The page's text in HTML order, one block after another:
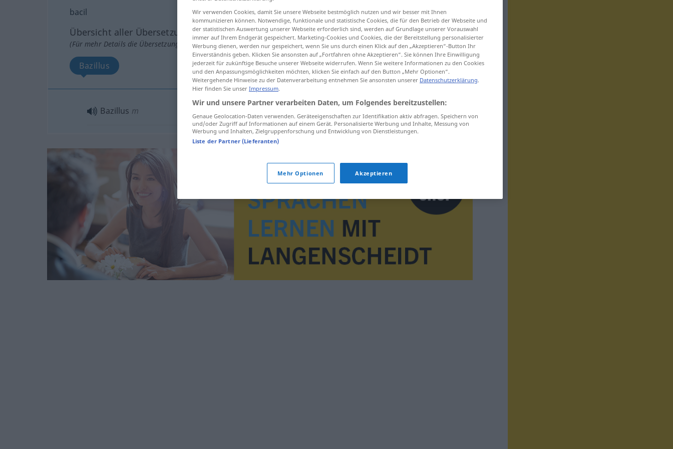
bacil
Übersicht aller Übersetzungen
(Für mehr Details die Übersetzung anklicken/antippen)
Bazillus
Bazillus m
Wir verwenden Cookies, damit Sie unsere Webseite bestmöglich nutzen und wir besser mit Ihnen
kommunizieren können. Notwendige, funktionale und statistische Cookies, die für den Betrieb der Webseite und
der statistischen Auswertung unserer Webseite erforderlich sind, werden auf Grundlage unserer Vorauswahl
immer auf Ihrem Endgerät gespeichert. Marketing-Cookies und Cookies, die der Bereitstellung personalisierter
Werbung dienen, werden nur gespeichert, wenn Sie uns durch einen Klick auf den „Akzeptieren“-Button Ihr
Einverständnis geben. Klicken Sie ansonsten auf „Fortfahren ohne Akzeptieren“. Sie können Ihre Einwilligung
jederzeit für zukünftige Besuche unserer Webseite widerrufen. Wenn Sie weitere Informationen zu den Cookies
und den Anpassungsmöglichkeiten möchten, klicken Sie einfach auf den Button „Mehr Optionen“.
Weitergehende Hinweise zu der Datenverarbeitung entnehmen Sie ansonsten unserer Datenschutzerklärung.
Hier finden Sie unser Impressum.
Wir und unsere Partner verarbeiten Daten, um Folgendes bereitzustellen:
Genaue Geolocation-Daten verwenden. Geräteeigenschaften zur Identifikation aktiv abfragen. Speichern von
und/oder Zugriff auf Informationen auf einem Gerät. Personalisierte Werbung und Inhalte, Messung von
Werbung und Inhalten, Zielgruppenforschung und Entwicklung von Dienstleistungen.
Liste der Partner (Lieferanten)
Mehr Optionen Akzeptieren